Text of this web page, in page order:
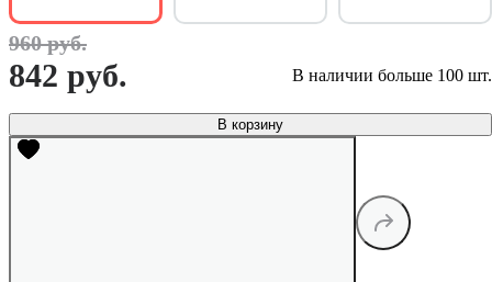
960 руб.
842 руб. В наличии больше 100 шт.
В корзину